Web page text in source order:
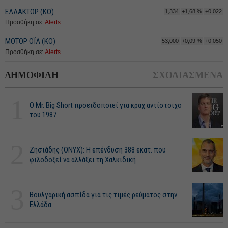
ΕΛΛΑΚΤΩΡ (ΚΟ) 1,334 +1,68 % +0,022
Προσθήκη σε: Alerts
ΜΟΤΟΡ ΟΪΛ (ΚΟ) 53,000 +0,09 % +0,050
Προσθήκη σε: Alerts
ΔΗΜΟΦΙΛΗ ΣΧΟΛΙΑΣΜΕΝΑ
O Mr. Big Short προειδοποιεί για κραχ αντίστοιχο
του 1987
Ζησιάδης (ONYX): Η επένδυση 388 εκατ. που
φιλοδοξεί να αλλάξει τη Χαλκιδική
Βουλγαρική ασπίδα για τις τιμές ρεύματος στην
Ελλάδα